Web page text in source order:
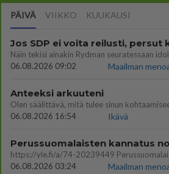
PÄIVÄ VIIKKO KUUKAUSI
06.08.2026 09:02
Maailman
Anteeksi arkuuteni
06.08.2026 16:54
Ikävä
06.08.2026 03:24
Maailman